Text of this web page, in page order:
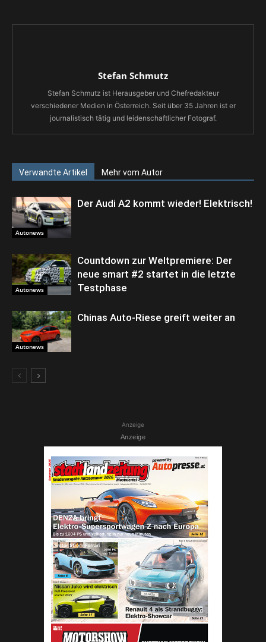
Stefan Schmutz
Stefan Schmutz ist Herausgeber und Chefredakteur
verschiedener Medien in Österreich. Seit über 35 Jahren ist er
journalistisch tätig und leidenschaftlicher Fotograf.
Verwandte Artikel Mehr vom Autor
Autonews
Der Audi A2 kommt wieder! Elektrisch!
Autonews
Countdown zur Weltpremiere: Der
neue smart #2 startet in die letzte
Testphase
Autonews
Chinas Auto-Riese greift weiter an
Anzeige
Anzeige